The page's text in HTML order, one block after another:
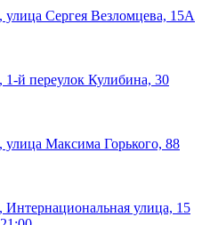
улица Сергея Везломцева, 15А
1-й переулок Кулибина, 30
улица Максима Горького, 88
Интернациональная улица, 15